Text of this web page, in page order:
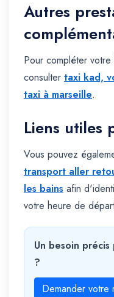
Autres
Pour compléter
consulter taxi kad,
taxi à marseille.
Liens utiles
Vous pouvez
transport aller
les bains afin
votre heure de
Un besoin
?
Demander votre